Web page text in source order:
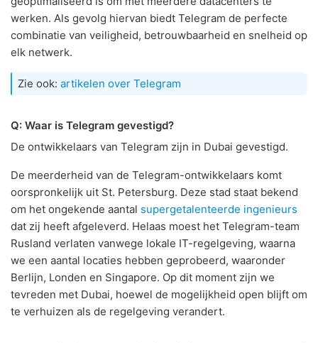
werken. Als gevolg hiervan biedt Telegram de perfecte
combinatie van veiligheid, betrouwbaarheid en snelheid op
elk netwerk.
Zie ook: artikelen over Telegram
Q: Waar is Telegram gevestigd?
De ontwikkelaars van Telegram zijn in Dubai gevestigd.
De meerderheid van de Telegram-ontwikkelaars komt
oorspronkelijk uit St. Petersburg. Deze stad staat bekend
om het ongekende aantal supergetalenteerde ingenieurs
dat zij heeft afgeleverd. Helaas moest het Telegram-team
Rusland verlaten vanwege lokale IT-regelgeving, waarna
we een aantal locaties hebben geprobeerd, waaronder
Berlijn, Londen en Singapore. Op dit moment zijn we
tevreden met Dubai, hoewel de mogelijkheid open blijft om
te verhuizen als de regelgeving verandert.